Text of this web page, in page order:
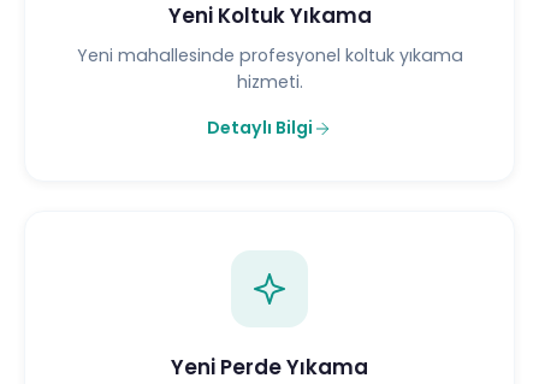
Yeni Koltuk Yıkama
Yeni mahallesinde profesyonel koltuk yıkama
hizmeti.
Detaylı Bilgi
Yeni Perde Yıkama